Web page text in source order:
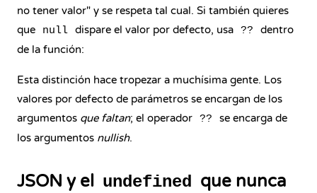
no tener valor" y se respeta tal cual. Si también quieres
que
null dispare el valor por defecto, usa ??
dentro
de la función:
Esta distinción hace tropezar a muchísima gente. Los
valores por defecto de parámetros se encargan de los
argumentos que faltan; el operador ??
se encarga de
los argumentos nullish.
JSON y el undefined que nunca